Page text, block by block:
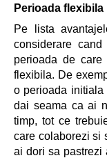
Perioada flexibila
Pe lista
considerare
perioada de
flexibila. De
o perioada
dai seama ca ai
timp, tot ce
care colaborezi si
ai dori sa pastrezi